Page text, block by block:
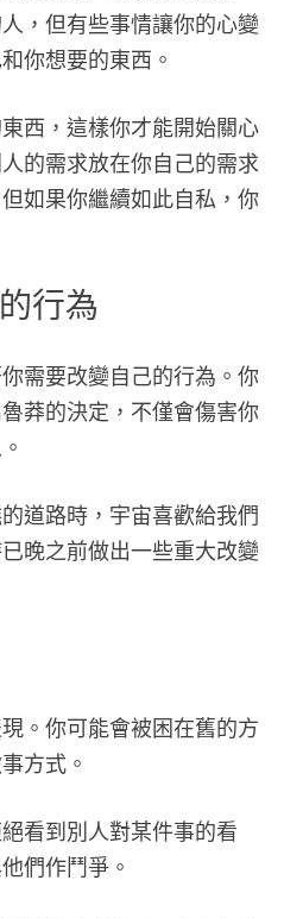
，但有些事情讓你的心變
你想要的東西。
西，這樣你才能開始關心
的需求放在你自己的需求
如果你繼續如此自私，你
行為
需要改變自己的行為。你
莽的決定，不僅會傷害你
道路時，宇宙喜歡給我們
晚之前做出一些重大改變
。你可能會被困在舊的方
方式。
看到別人對某件事的看
們作鬥爭。